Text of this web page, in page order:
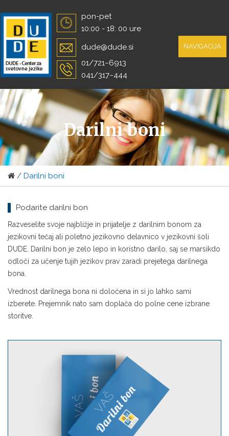
to
content
pon-pet
10:00 - 18: 00 ure
dude@dude.si
01/721−6913
041/317−444
NAVIGACIJA
Darilni boni
/ Darilni boni
Podarite darilni bon
Razveselite svoje najbližje in prijatelje z darilnim bonom za
jezikovni tečaj ali poletno jezikovno delavnico v jezikovni šoli
DUDE. Darilni bon je zelo lepo in koristno darilo, saj se marsikdo
odloči za učenje tujih jezikov prav zaradi prejetega darilnega
bona.
Vrednost darilnega bona ni določena in si jo lahko sami
izberete. Prejemnik nato sam doplača do polne cene izbrane
storitve.